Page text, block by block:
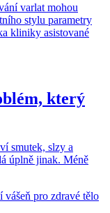
varlat mohou
stylu parametry
kliniky asistované
který
smutek, slzy a
úplně jinak. Méně
vášeň pro zdravé tělo